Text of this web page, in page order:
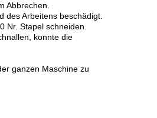
Abbrechen.
des Arbeitens beschädigt.
Nr. Stapel schneiden.
konnte die
ganzen Maschine zu